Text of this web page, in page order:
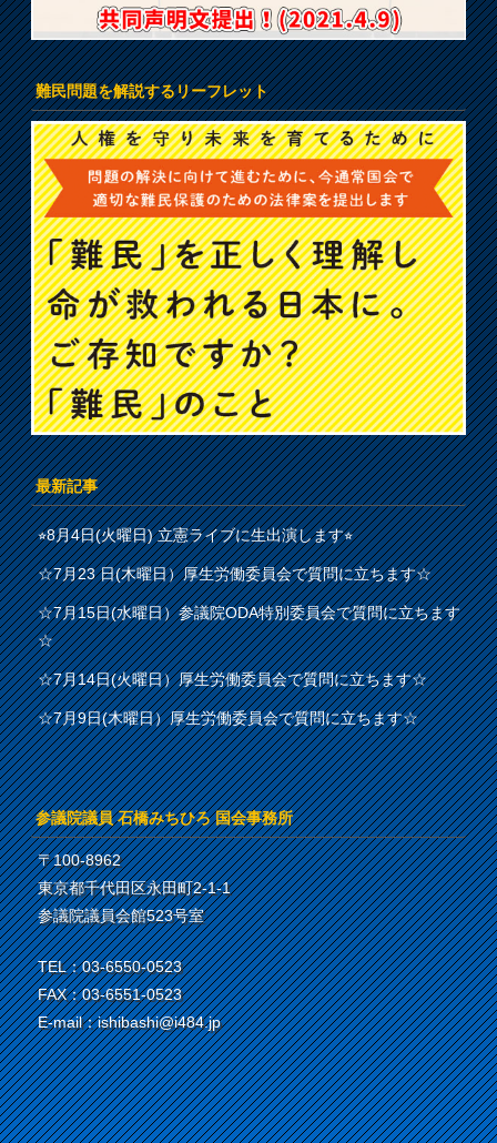
難民問題を解説するリーフレット
最新記事
⭐︎8月4日(火曜日) 立憲ライブに生出演します⭐︎
☆7月23 日(木曜日）厚生労働委員会で質問に立ちます☆
☆7月15日(水曜日）参議院ODA特別委員会で質問に立ちます
☆
☆7月14日(火曜日）厚生労働委員会で質問に立ちます☆
☆7月9日(木曜日）厚生労働委員会で質問に立ちます☆
参議院議員 石橋みちひろ 国会事務所
〒100-8962
東京都千代田区永田町2-1-1
参議院議員会館523号室
TEL：03-6550-0523
FAX：03-6551-0523
E-mail：ishibashi@i484.jp